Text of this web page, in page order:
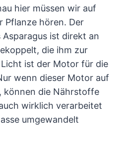
hier müssen wir auf
Pflanze hören. Der
ist direkt an
die ihm zur
ist der Motor für die
wenn dieser Motor auf
können die Nährstoffe
wirklich verarbeitet
umgewandelt